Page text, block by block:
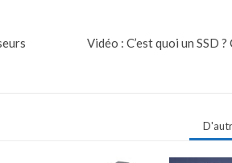
Vidéo : C’est quoi un SSD